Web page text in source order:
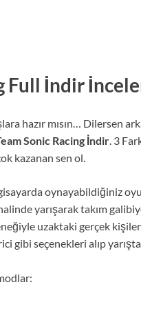
Full İndir
hazır mısın… Dilersen
Sonic Racing İndir . 3
kazanan sen ol.
oynayabildiğiniz
yarışarak takım
uzaktaki gerçek
gibi seçenekleri alıp